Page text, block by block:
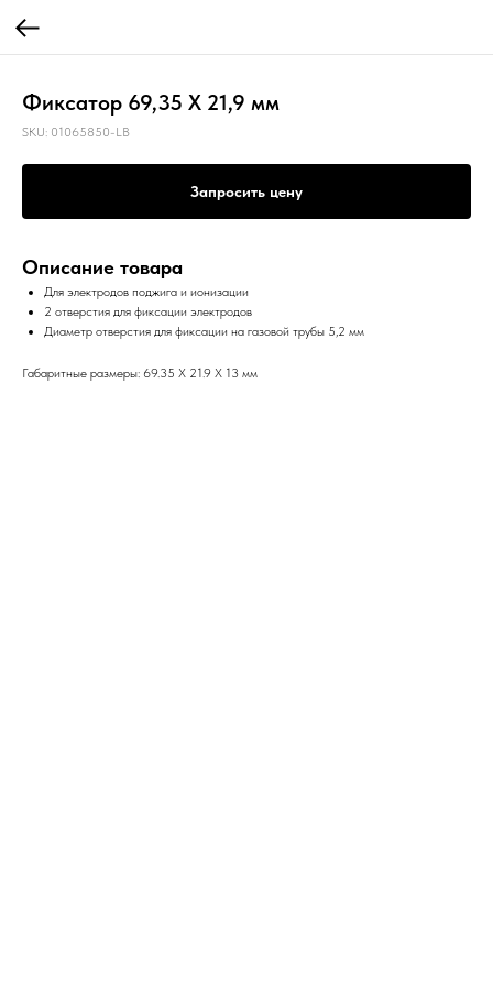
Фиксатор 69,35 X 21,9 мм
SKU: 01065850-LB
Запросить цену
Описание товара
Для электродов поджига и ионизации
2 отверстия для фиксации электродов
Диаметр отверстия для фиксации на газовой трубы 5,2 мм
Габаритные размеры: 69.35 X 21.9 X 13 мм